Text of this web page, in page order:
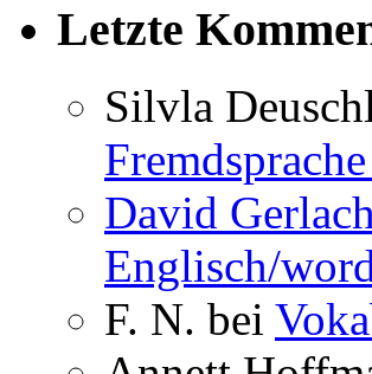
Letzte
Silvla
David Gerlach
Englisch/
F. N. bei